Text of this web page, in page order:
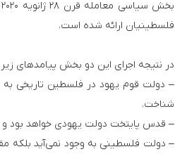
فلسطینیان ارائه شده است.
در نتیجه اجرای این دو بخش پیامدهای
– دولت قوم یهود در فلسطین تاریخی
شناخت.
– قدس پایتخت دولت یهودی خواهد بود و